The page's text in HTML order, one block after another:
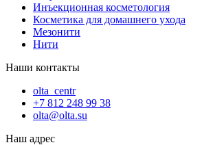
Инъекционная косметология
Косметика для домашнего ухода
Мезонити
Нити
Наши контакты
olta_centr
+7 812 248 99 38
olta@olta.su
Наш адрес